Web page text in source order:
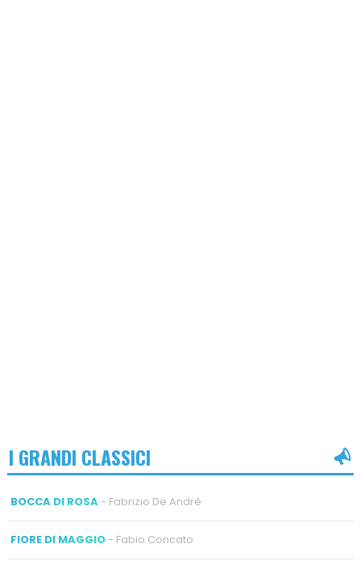
I GRANDI CLASSICI
BOCCA DI ROSA- Fabrizio De André
FIORE DI MAGGIO- Fabio Concato